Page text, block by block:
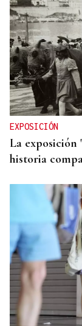
EXPOSICIÓN
La exposición
historia